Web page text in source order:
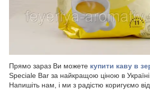
Прямо зараз Ви можете купити каву в
Speciale Bar за найкращою ціною в
Напишіть нам, і ми з радістю коригуємо